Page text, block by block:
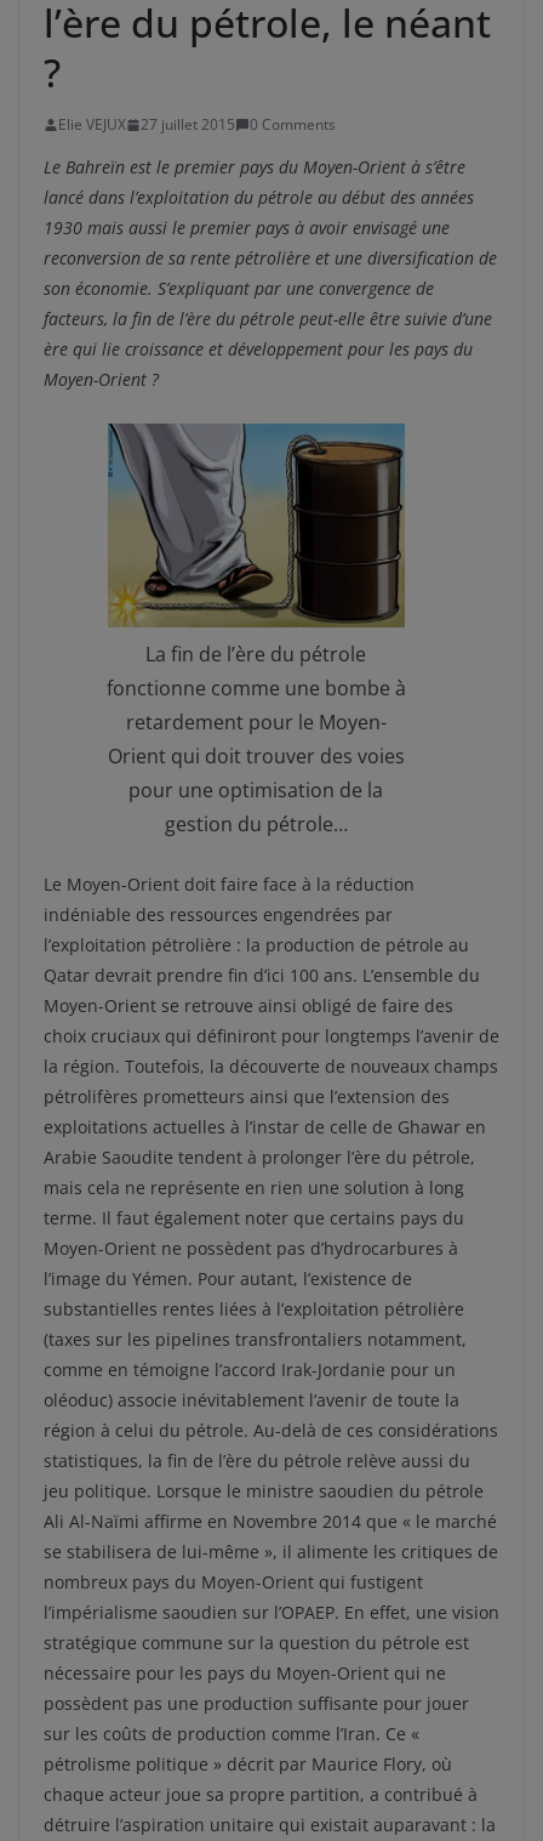
l’ère du pétrole, le néant
?
Elie VEJUX 27 juillet 2015 0 Comments
Le Bahreïn est le premier pays du Moyen-Orient à s’être
lancé dans l’exploitation du pétrole au début des années
1930 mais aussi le premier pays à avoir envisagé une
reconversion de sa rente pétrolière et une diversification de
son économie. S’expliquant par une convergence de
facteurs, la fin de l’ère du pétrole peut-elle être suivie d’une
ère qui lie croissance et développement pour les pays du
Moyen-Orient ?
La fin de l’ère du pétrole
fonctionne comme une bombe à
retardement pour le Moyen-
Orient qui doit trouver des voies
pour une optimisation de la
gestion du pétrole…
Le Moyen-Orient doit faire face à la réduction
indéniable des ressources engendrées par
l’exploitation pétrolière : la production de pétrole au
Qatar devrait prendre fin d’ici 100 ans. L’ensemble du
Moyen-Orient se retrouve ainsi obligé de faire des
choix cruciaux qui définiront pour longtemps l’avenir de
la région. Toutefois, la découverte de nouveaux champs
pétrolifères prometteurs ainsi que l’extension des
exploitations actuelles à l’instar de celle de Ghawar en
Arabie Saoudite tendent à prolonger l’ère du pétrole,
mais cela ne représente en rien une solution à long
terme. Il faut également noter que certains pays du
Moyen-Orient ne possèdent pas d’hydrocarbures à
l’image du Yémen. Pour autant, l’existence de
substantielles rentes liées à l’exploitation pétrolière
(taxes sur les pipelines transfrontaliers notamment,
comme en témoigne l’accord Irak-Jordanie pour un
oléoduc) associe inévitablement l’avenir de toute la
région à celui du pétrole. Au-delà de ces considérations
statistiques, la fin de l’ère du pétrole relève aussi du
jeu politique. Lorsque le ministre saoudien du pétrole
Ali Al-Naïmi affirme en Novembre 2014 que « le marché
se stabilisera de lui-même », il alimente les critiques de
nombreux pays du Moyen-Orient qui fustigent
l’impérialisme saoudien sur l’OPAEP. En effet, une vision
stratégique commune sur la question du pétrole est
nécessaire pour les pays du Moyen-Orient qui ne
possèdent pas une production suffisante pour jouer
sur les coûts de production comme l’Iran. Ce «
pétrolisme politique » décrit par Maurice Flory, où
chaque acteur joue sa propre partition, a contribué à
détruire l’aspiration unitaire qui existait auparavant : la